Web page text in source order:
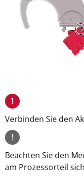
1
Verbinden Sie den
!
Beachten Sie den
am Prozessorteil